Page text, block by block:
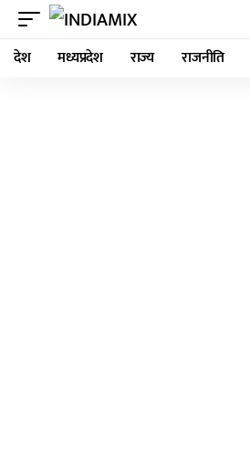
देश मध्यप्रदेश राज्य राजनीति